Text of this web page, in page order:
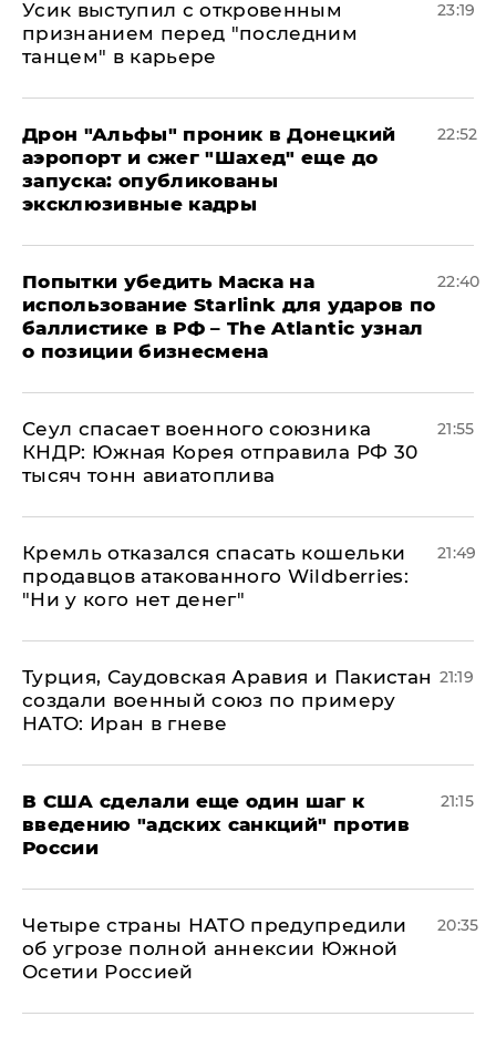
Усик выступил с откровенным
признанием перед "последним
танцем" в карьере
23:19
Дрон "Альфы" проник в Донецкий
аэропорт и сжег "Шахед" еще до
запуска: опубликованы
эксклюзивные кадры
22:52
Попытки убедить Маска на
использование Starlink для ударов по
баллистике в РФ – The Atlantic узнал
о позиции бизнесмена
22:40
​Сеул спасает военного союзника
КНДР: Южная Корея отправила РФ 30
тысяч тонн авиатоплива
21:55
Кремль отказался спасать кошельки
продавцов атакованного Wildberries:
"Ни у кого нет денег"
21:49
Турция, Саудовская Аравия и Пакистан
создали военный союз по примеру
НАТО: Иран в гневе
21:19
В США сделали еще один шаг к
введению "адских санкций" против
России
21:15
Четыре страны НАТО предупредили
об угрозе полной аннексии Южной
Осетии Россией
20:35